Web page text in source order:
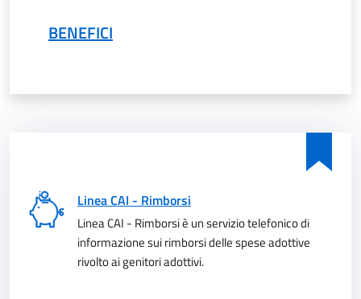
BENEFICI
Linea CAI - Rimborsi
Linea CAI - Rimborsi è un servizio telefonico di
informazione sui rimborsi delle spese adottive
rivolto ai genitori adottivi.